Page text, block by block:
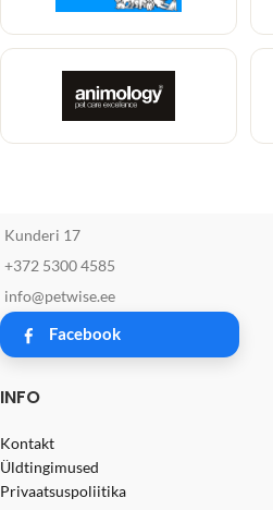
Kunderi 17
+372 5300 4585
info@petwise.ee
Facebook
INFO
Kontakt
Üldtingimused
Privaatsuspoliitika